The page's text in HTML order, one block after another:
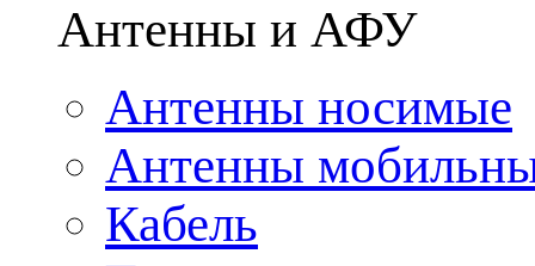
Антенны и АФУ
Антенны носимые
Антенны
Кабель